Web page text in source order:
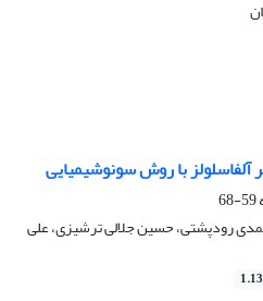
با روش سونوشیمیایی
59-68
رودپشتی، حسین جلالی ترشیزی، علی